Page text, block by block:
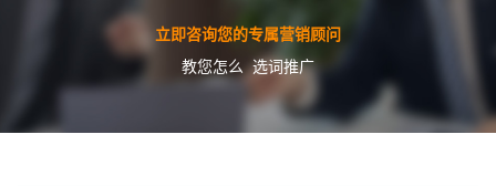
立即咨询您的专属营销顾问
教您怎么 选词推广